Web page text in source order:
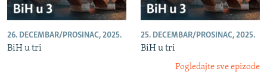
26. DECEMBAR/PROSINAC, 2025.
BiH u tri
25. DECEMBAR/PROSINAC, 2025.
BiH u tri
Pogledajte sve epizode